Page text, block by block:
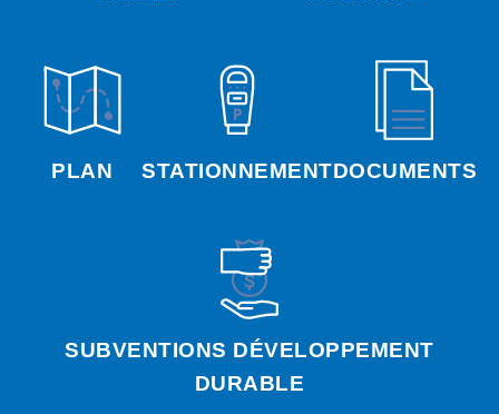
PLAN STATIONNEMENTDOCUMENTS
SUBVENTIONS DÉVELOPPEMENT
DURABLE